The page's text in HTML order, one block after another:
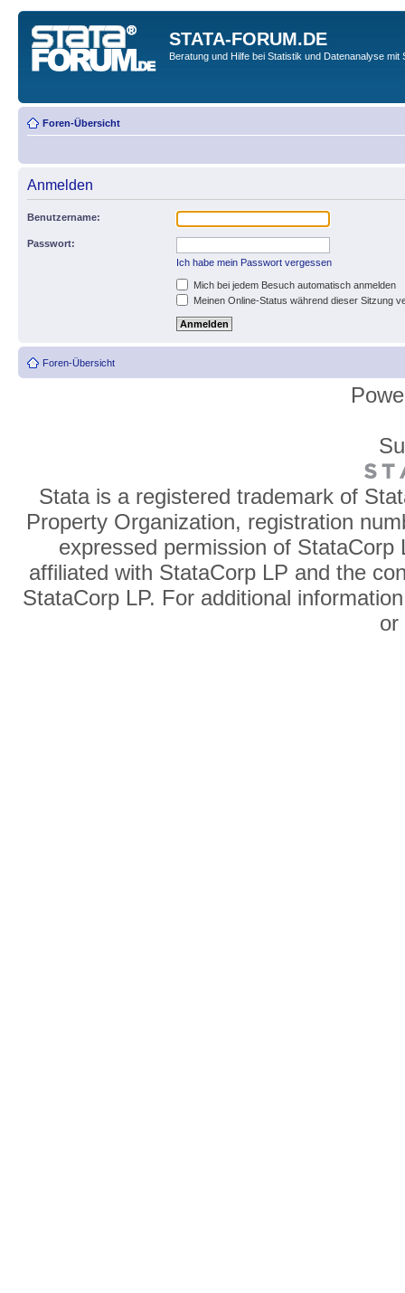
STATA-FORUM.DE
Beratung und Hilfe bei Statistik und Datenanalyse mit
Foren-Übersicht
Anmelden
Benutzername:
Passwort:
Ich habe mein Passwort vergessen
Mich bei jedem Besuch automatisch anmelden
Meinen Online-Status während dieser Sitzung
Foren-Übersicht
Stata is a registered trademark of
Property Organization, registration
expressed permission of
affiliated with StataCorp LP and the
StataCorp LP. For additional
or